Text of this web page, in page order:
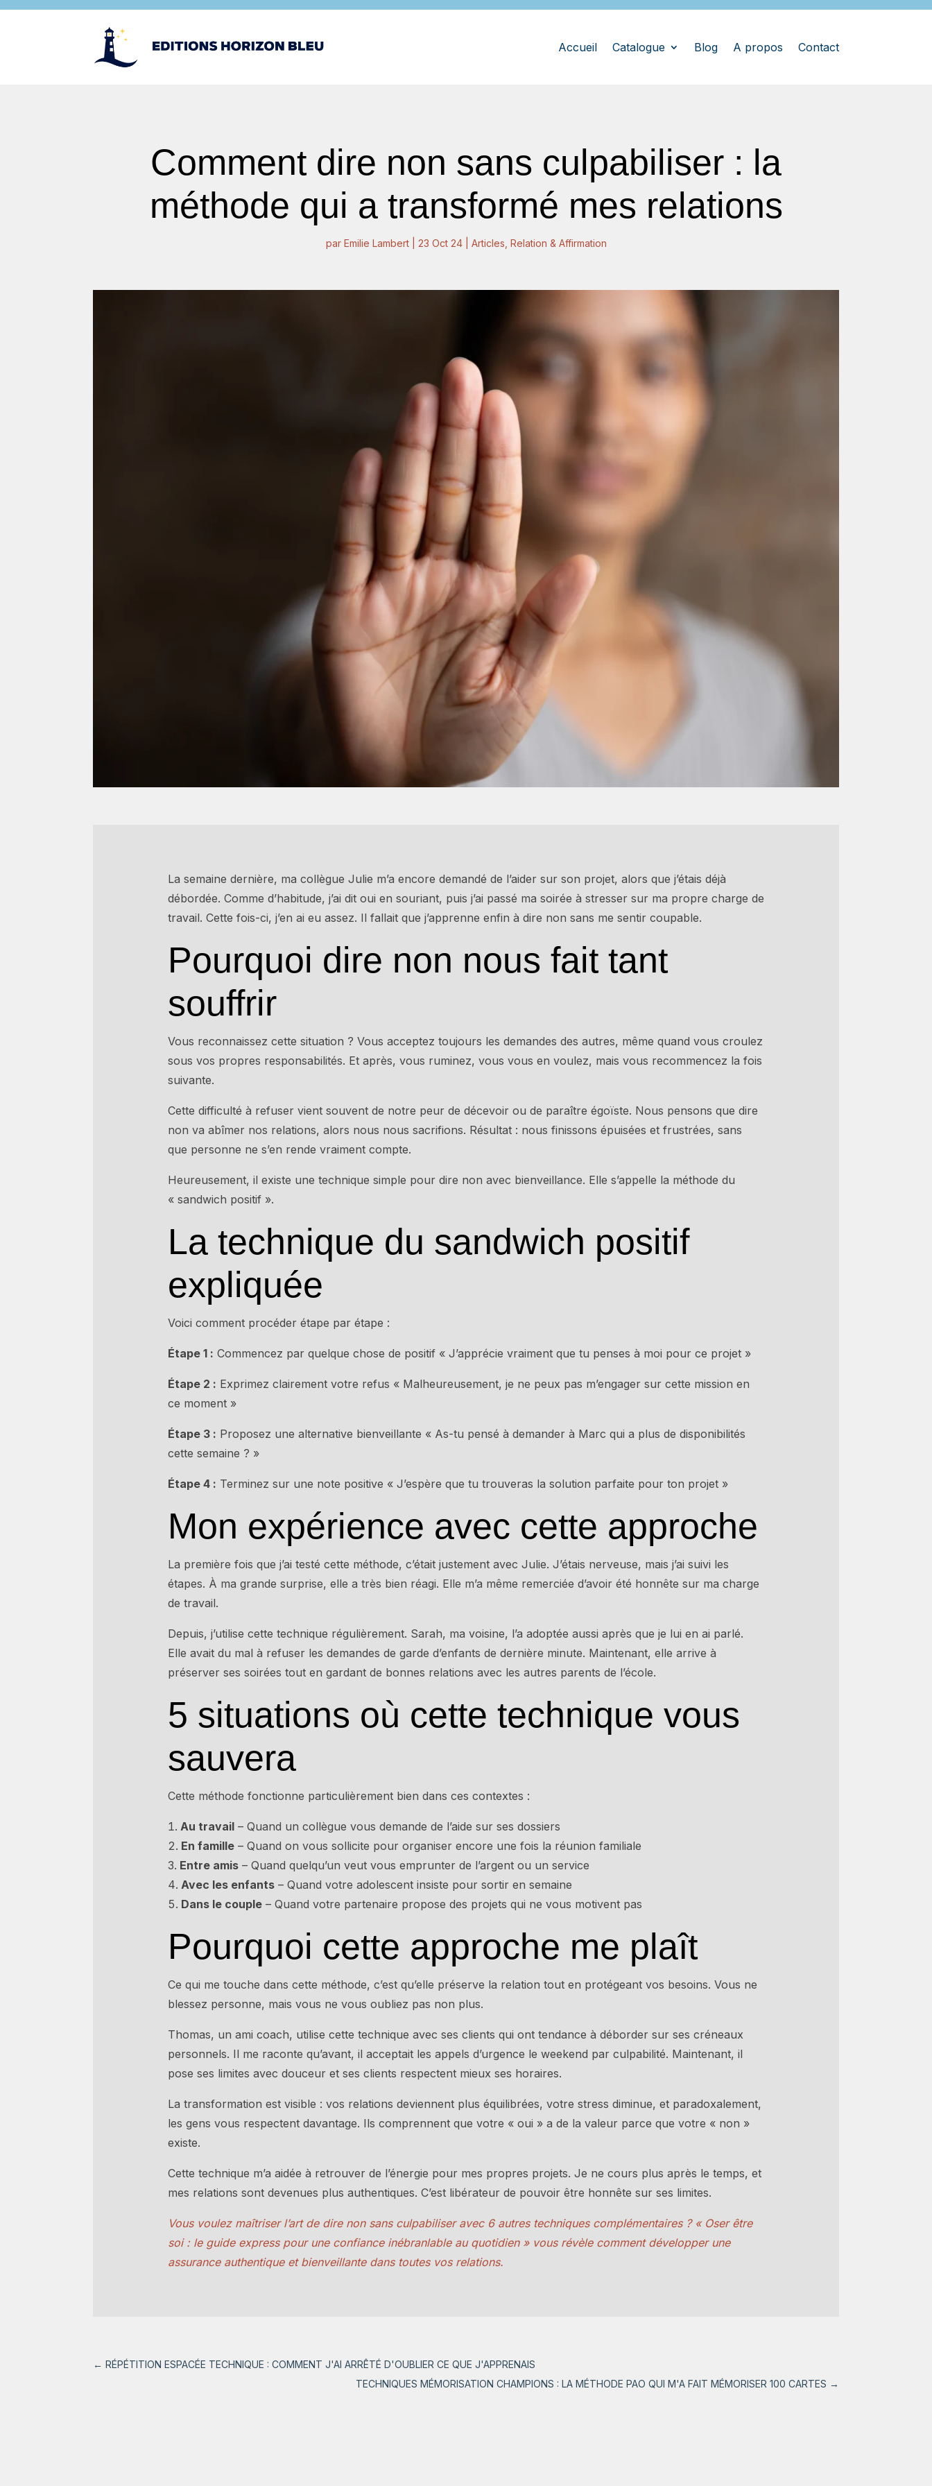
Accueil Catalogue Blog A propos Contact
Comment dire non sans culpabiliser : la
méthode qui a transformé mes relations
par Emilie Lambert| 23 Oct 24| Articles Relation & Affirmation
La semaine dernière, ma collègue Julie m’a encore demandé de l’aider sur son projet, alors que j’étais déjà
débordée. Comme d’habitude, j’ai dit oui en souriant, puis j’ai passé ma soirée à stresser sur ma propre charge de
travail. Cette fois-ci, j’en ai eu assez. Il fallait que j’apprenne enfin à dire non sans me sentir coupable.
Pourquoi dire non nous fait tant
souffrir
Vous reconnaissez cette situation ? Vous acceptez toujours les demandes des autres, même quand vous croulez
sous vos propres responsabilités. Et après, vous ruminez, vous vous en voulez, mais vous recommencez la fois
suivante.
Cette difficulté à refuser vient souvent de notre peur de décevoir ou de paraître égoïste. Nous pensons que dire
non va abîmer nos relations, alors nous nous sacrifions. Résultat : nous finissons épuisées et frustrées, sans
que personne ne s’en rende vraiment compte.
Heureusement, il existe une technique simple pour dire non avec bienveillance. Elle s’appelle la méthode du
« sandwich positif ».
La technique du sandwich positif
expliquée
Voici comment procéder étape par étape :
Étape 1 : Commencez par quelque chose de positif « J’apprécie vraiment que tu penses à moi pour ce projet »
Étape 2 : Exprimez clairement votre refus « Malheureusement, je ne peux pas m’engager sur cette mission en
ce moment »
Étape 3 : Proposez une alternative bienveillante « As-tu pensé à demander à Marc qui a plus de disponibilités
cette semaine ? »
Étape 4 : Terminez sur une note positive « J’espère que tu trouveras la solution parfaite pour ton projet »
Mon expérience avec cette approche
La première fois que j’ai testé cette méthode, c’était justement avec Julie. J’étais nerveuse, mais j’ai suivi les
étapes. À ma grande surprise, elle a très bien réagi. Elle m’a même remerciée d’avoir été honnête sur ma charge
de travail.
Depuis, j’utilise cette technique régulièrement. Sarah, ma voisine, l’a adoptée aussi après que je lui en ai parlé.
Elle avait du mal à refuser les demandes de garde d’enfants de dernière minute. Maintenant, elle arrive à
préserver ses soirées tout en gardant de bonnes relations avec les autres parents de l’école.
5 situations où cette technique vous
sauvera
Cette méthode fonctionne particulièrement bien dans ces contextes :
Au travail– Quand un collègue vous demande de l’aide sur ses dossiers
En famille– Quand on vous sollicite pour organiser encore une fois la réunion familiale
Entre amis– Quand quelqu’un veut vous emprunter de l’argent ou un service
Avec les enfants– Quand votre adolescent insiste pour sortir en semaine
Dans le couple– Quand votre partenaire propose des projets qui ne vous motivent pas
Pourquoi cette approche me plaît
Ce qui me touche dans cette méthode, c’est qu’elle préserve la relation tout en protégeant vos besoins. Vous ne
blessez personne, mais vous ne vous oubliez pas non plus.
Thomas, un ami coach, utilise cette technique avec ses clients qui ont tendance à déborder sur ses créneaux
personnels. Il me raconte qu’avant, il acceptait les appels d’urgence le weekend par culpabilité. Maintenant, il
pose ses limites avec douceur et ses clients respectent mieux ses horaires.
La transformation est visible : vos relations deviennent plus équilibrées, votre stress diminue, et paradoxalement,
les gens vous respectent davantage. Ils comprennent que votre « oui » a de la valeur parce que votre « non »
existe.
Cette technique m’a aidée à retrouver de l’énergie pour mes propres projets. Je ne cours plus après le temps, et
mes relations sont devenues plus authentiques. C’est libérateur de pouvoir être honnête sur ses limites.
Vous voulez maîtriser l’art de dire non sans culpabiliser avec 6 autres techniques complémentaires ? « Oser être
soi : le guide express pour une confiance inébranlable au quotidien » vous révèle comment développer une
assurance authentique et bienveillante dans toutes vos relations.
←RÉPÉTITION ESPACÉE TECHNIQUE : COMMENT J'AI ARRÊTÉ D'OUBLIER CE QUE J'APPRENAIS
TECHNIQUES MÉMORISATION CHAMPIONS : LA MÉTHODE PAO QUI M'A FAIT MÉMORISER 100 CARTES →